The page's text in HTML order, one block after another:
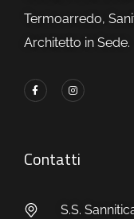
Termoarredo,
Architetto in Sede.
Contatti
S.S.